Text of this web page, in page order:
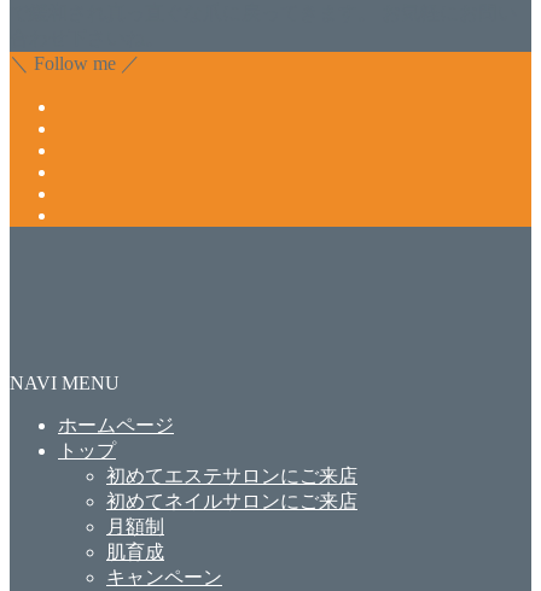
＼ Follow me ／
NAVI MENU
ホームページ
トップ
初めてエステサロンにご来店
初めてネイルサロンにご来店
月額制
肌育成
キャンペーン